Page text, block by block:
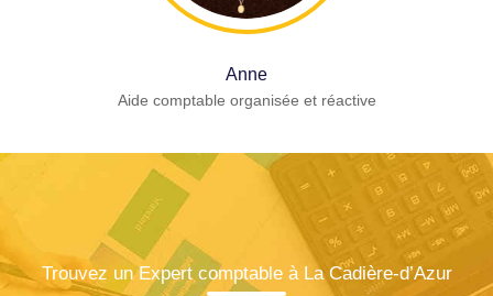
Anne
Aide comptable organisée et réactive
Trouvez un Expert comptable à La Cadière-d’Azur